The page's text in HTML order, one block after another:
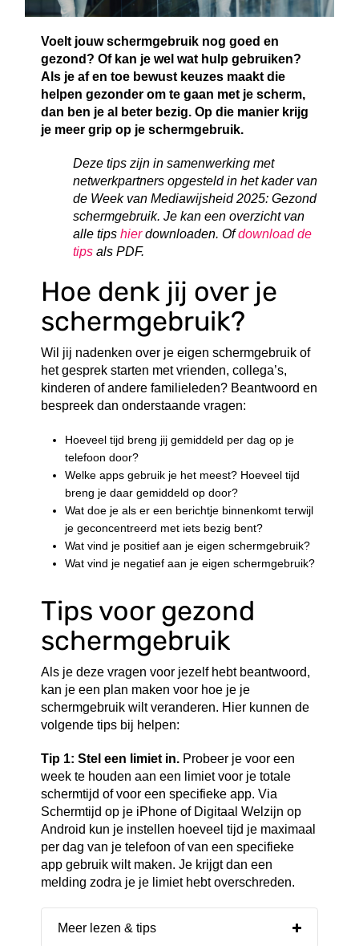
Voelt jouw schermgebruik nog goed en
gezond? Of kan je wel wat hulp gebruiken?
Als je af en toe bewust keuzes maakt die
helpen gezonder om te gaan met je scherm,
dan ben je al beter bezig. Op die manier krijg
je meer grip op je schermgebruik.
Deze tips zijn in samenwerking met
netwerkpartners opgesteld in het kader van
de Week van Mediawijsheid 2025: Gezond
schermgebruik. Je kan een overzicht van
alle tipshierdownloaden. Ofdownload de
tips als PDF.
Hoe denk jij over je
schermgebruik?
Wil jij nadenken over je eigen schermgebruik of
het gesprek starten met vrienden, collega’s,
kinderen of andere familieleden? Beantwoord en
bespreek dan onderstaande vragen:
Hoeveel tijd breng jij gemiddeld per dag op je
telefoon door?
Welke apps gebruik je het meest? Hoeveel tijd
breng je daar gemiddeld op door?
Wat doe je als er een berichtje binnenkomt terwijl
je geconcentreerd met iets bezig bent?
Wat vind je positief aan je eigen schermgebruik?
Wat vind je negatief aan je eigen schermgebruik?
Tips voor gezond
schermgebruik
Als je deze vragen voor jezelf hebt beantwoord,
kan je een plan maken voor hoe je je
schermgebruik wilt veranderen. Hier kunnen de
volgende tips bij helpen:
Tip 1: Stel een limiet in. Probeer je voor een
week te houden aan een limiet voor je totale
schermtijd of voor een specifieke app. Via
Schermtijd op je iPhone of Digitaal Welzijn op
Android kun je instellen hoeveel tijd je maximaal
per dag van je telefoon of van een specifieke
app gebruik wilt maken. Je krijgt dan een
melding zodra je je limiet hebt overschreden.
Meer lezen & tips